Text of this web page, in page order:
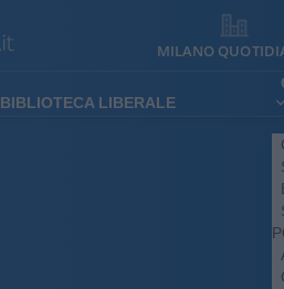
MILANO
BIBLIOTECA LIBERALE